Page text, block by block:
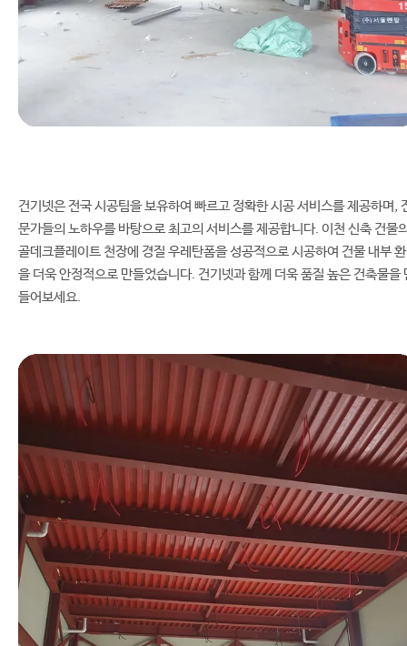
건기넷은 전국 시공팀을 보유하여 빠르고 정확한 시공 서비스를 제공하며,
문가들의 노하우를 바탕으로 최고의 서비스를 제공합니다. 이천 신축 건물
골데크플레이트 천장에 경질 우레탄폼을 성공적으로 시공하여 건물 내부
을 더욱 안정적으로 만들었습니다. 건기넷과 함께 더욱 품질 높은 건축물을
들어보세요.